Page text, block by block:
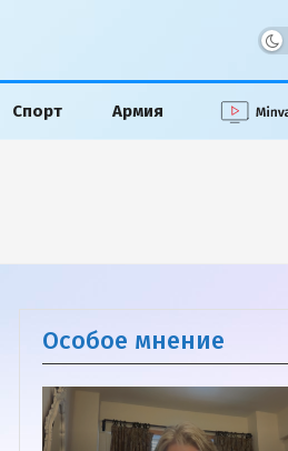
Спорт Армия
Особое мнение